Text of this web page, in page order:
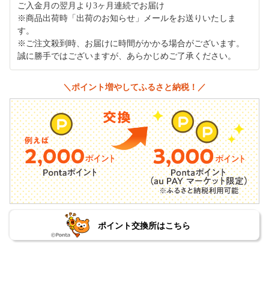
ご入金月の翌月より3ヶ月連続でお届け
※商品出荷時「出荷のお知らせ」メールをお送りいたしま
す。
※ご注文殺到時、お届けに時間がかかる場合がございます。
誠に勝手ではございますが、あらかじめご了承ください。
＼ポイント増やしてふるさと納税！／
ポイント交換所はこちら